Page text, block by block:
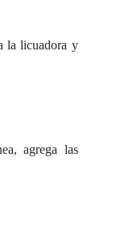
la licuadora y
agrega las